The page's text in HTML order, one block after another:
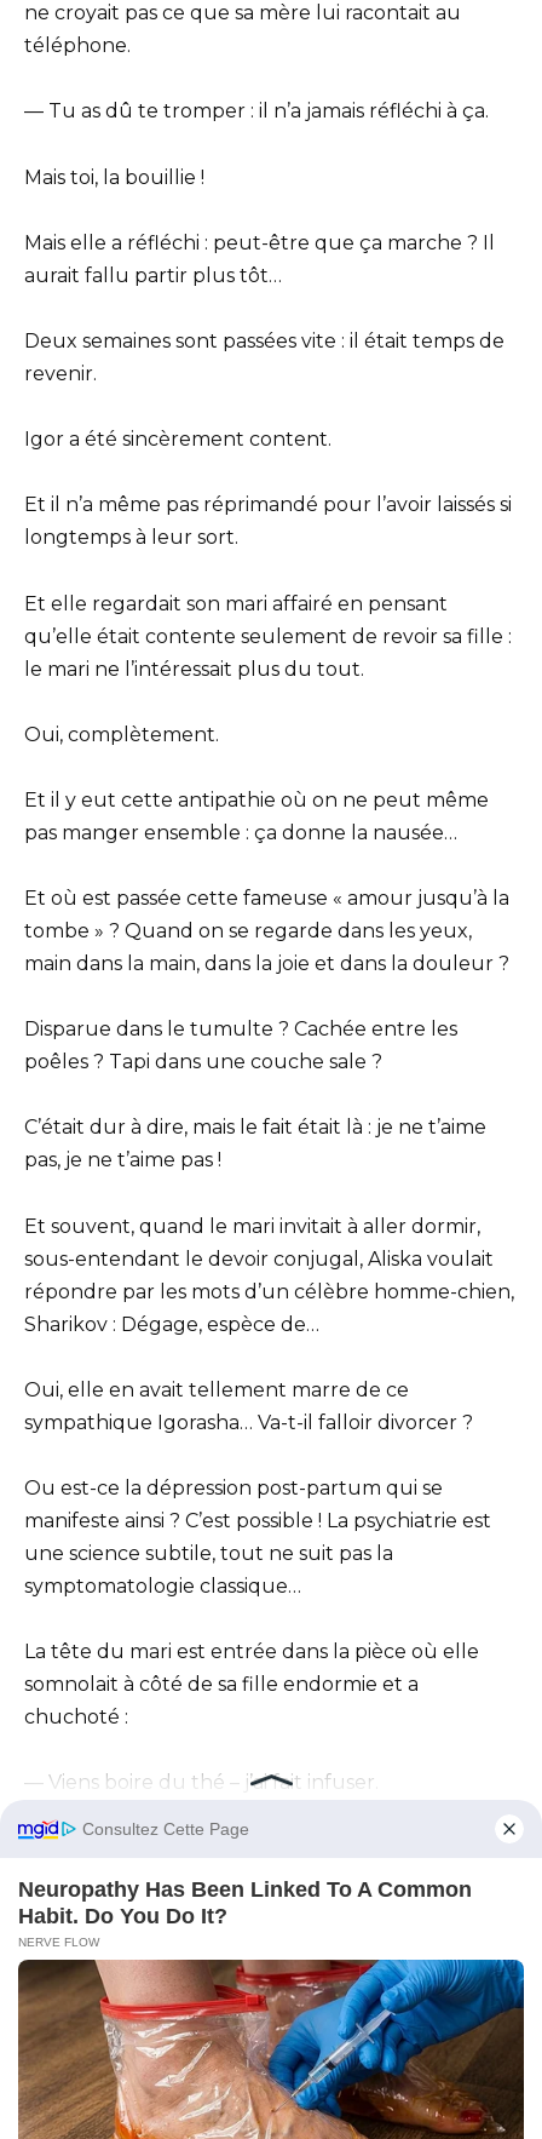
ne croyait pas ce que sa mère lui racontait au
téléphone.
— Tu as dû te tromper : il n’a jamais réfléchi à ça.
Mais toi, la bouillie !
Mais elle a réfléchi : peut-être que ça marche ? Il
aurait fallu partir plus tôt…
Deux semaines sont passées vite : il était temps de
revenir.
Igor a été sincèrement content.
Et il n’a même pas réprimandé pour l’avoir laissés si
longtemps à leur sort.
Et elle regardait son mari affairé en pensant
qu’elle était contente seulement de revoir sa fille :
le mari ne l’intéressait plus du tout.
Oui, complètement.
Et il y eut cette antipathie où on ne peut même
pas manger ensemble : ça donne la nausée…
Et où est passée cette fameuse « amour jusqu’à la
tombe » ? Quand on se regarde dans les yeux,
main dans la main, dans la joie et dans la douleur ?
Disparue dans le tumulte ? Cachée entre les
poêles ? Tapi dans une couche sale ?
C’était dur à dire, mais le fait était là : je ne t’aime
pas, je ne t’aime pas !
Et souvent, quand le mari invitait à aller dormir,
sous-entendant le devoir conjugal, Aliska voulait
répondre par les mots d’un célèbre homme-chien,
Sharikov : Dégage, espèce de…
Oui, elle en avait tellement marre de ce
sympathique Igorasha… Va-t-il falloir divorcer ?
Ou est-ce la dépression post-partum qui se
manifeste ainsi ? C’est possible ! La psychiatrie est
une science subtile, tout ne suit pas la
symptomatologie classique…
La tête du mari est entrée dans la pièce où elle
somnolait à côté de sa fille endormie et a
chuchoté :
— Viens boire du thé – j’ai fait infuser.
chien — ça ne fait même pas un an ! Regarde !
Avant, il ne pouvait que faire bouillir de la bouillie,
qu’elle devait manger ensuite.
« Peut-être qu’il apprendra aussi à faire des petits
pains.